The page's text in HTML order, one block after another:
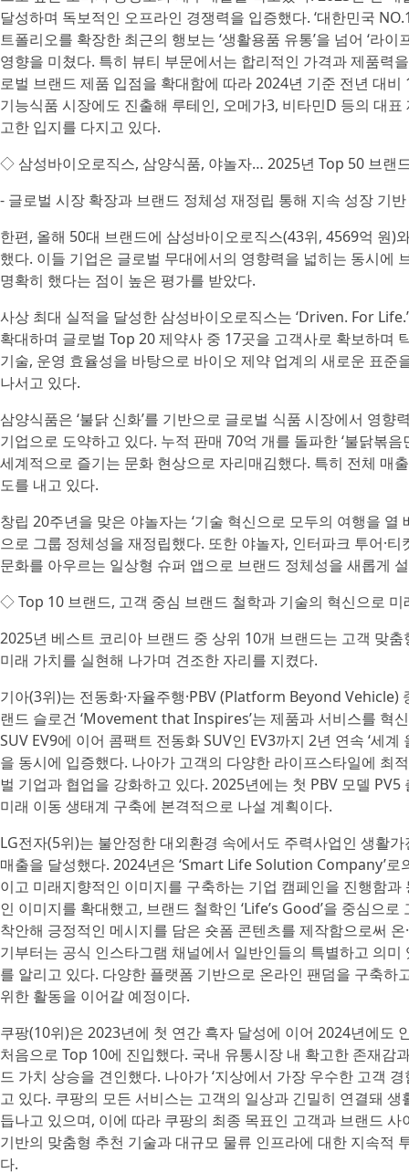
달성하며 독보적인 오프라인 경쟁력을 입증했다. ‘대한민국
트폴리오를 확장한 최근의 행보는 ‘생활용품 유통’을 넘어 ‘라
영향을 미쳤다. 특히 뷰티 부문에서는 합리적인 가격과 제품력
로벌 브랜드 제품 입점을 확대함에 따라 2024년 기준 전년 대
기능식품 시장에도 진출해 루테인, 오메가3, 비타민D 등의 대
고한 입지를 다지고 있다.
◇ 삼성바이오로직스, 삼양식품, 야놀자… 2025년 Top 50 브랜
- 글로벌 시장 확장과 브랜드 정체성 재정립 통해 지속 성장 기
한편, 올해 50대 브랜드에 삼성바이오로직스(43위, 4569억 원
했다. 이들 기업은 글로벌 무대에서의 영향력을 넓히는 동시에
명확히 했다는 점이 높은 평가를 받았다.
사상 최대 실적을 달성한 삼성바이오로직스는 ‘Driven. For
확대하며 글로벌 Top 20 제약사 중 17곳을 고객사로 확보하며
기술, 운영 효율성을 바탕으로 바이오 제약 업계의 새로운 표
나서고 있다.
삼양식품은 ‘불닭 신화’를 기반으로 글로벌 식품 시장에서 영
기업으로 도약하고 있다. 누적 판매 70억 개를 돌파한 ‘불닭볶
세계적으로 즐기는 문화 현상으로 자리매김했다. 특히 전체 매
도를 내고 있다.
창립 20주년을 맞은 야놀자는 ‘기술 혁신으로 모두의 여행을
으로 그룹 정체성을 재정립했다. 또한 야놀자, 인터파크 투어·티
문화를 아우르는 일상형 슈퍼 앱으로 브랜드 정체성을 새롭게
◇ Top 10 브랜드, 고객 중심 브랜드 철학과 기술의 혁신으로 미
2025년 베스트 코리아 브랜드 중 상위 10개 브랜드는 고객 맞
미래 가치를 실현해 나가며 견조한 자리를 지켰다.
기아(3위)는 전동화·자율주행·PBV (Platform Beyond
랜드 슬로건 ‘Movement that Inspires’는 제품과 서비스를 혁
SUV EV9에 이어 콤팩트 전동화 SUV인 EV3까지 2년 연속 ‘세
을 동시에 입증했다. 나아가 고객의 다양한 라이프스타일에 최
벌 기업과 협업을 강화하고 있다. 2025년에는 첫 PBV 모델
미래 이동 생태계 구축에 본격적으로 나설 계획이다.
LG전자(5위)는 불안정한 대외환경 속에서도 주력사업인 생활
매출을 달성했다. 2024년은 ‘Smart Life Solution Company’로
이고 미래지향적인 이미지를 구축하는 기업 캠페인을 진행함
인 이미지를 확대했고, 브랜드 철학인 ‘Life’s Good’을 중심으
착안해 긍정적인 메시지를 담은 숏폼 콘텐츠를 제작함으로써
기부터는 공식 인스타그램 채널에서 일반인들의 특별하고 의미
를 알리고 있다. 다양한 플랫폼 기반으로 온라인 팬덤을 구축
위한 활동을 이어갈 예정이다.
쿠팡(10위)은 2023년에 첫 연간 흑자 달성에 이어 2024년에도
처음으로 Top 10에 진입했다. 국내 유통시장 내 확고한 존재
드 가치 상승을 견인했다. 나아가 ‘지상에서 가장 우수한 고객
고 있다. 쿠팡의 모든 서비스는 고객의 일상과 긴밀히 연결돼
듭나고 있으며, 이에 따라 쿠팡의 최종 목표인 고객과 브랜드
기반의 맞춤형 추천 기술과 대규모 물류 인프라에 대한 지속적
다.